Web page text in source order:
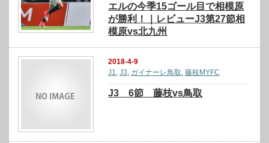
エルの今季15ゴール目で相模原
が勝利！｜レビューJ3第27節相
模原vs北九州
2018-4-9
J1,J3, ガイナーレ鳥取,藤枝MYFC
J3 6節 藤枝vs鳥取